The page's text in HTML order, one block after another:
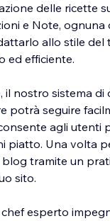
delle ricette
e Note,
allo stile
ed efficiente.
nostro sistema
potrà seguire
agli utenti
piatto. Una volta
tramite un
sito.
esperto